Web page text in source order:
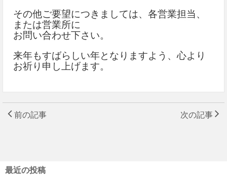
その他ご要望につきましては、各営業担当、
または営業所に
お問い合わせ下さい。
来年もすばらしい年となりますよう、心より
お祈り申し上げます。
前の記事 次の記事
最近の投稿